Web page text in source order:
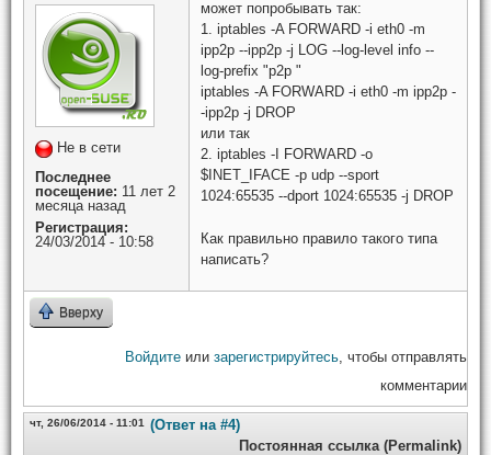
Не в сети
Последнее
посещение: 11 лет 2
месяца назад
Регистрация:
24/03/2014 - 10:58
может попробывать так:
1. iptables -A FORWARD -i eth0 -m
ipp2p --ipp2p -j LOG --log-level info --
log-prefix "p2p "
iptables -A FORWARD -i eth0 -m ipp2p -
-ipp2p -j DROP
или так
2. iptables -I FORWARD -o
$INET_IFACE -p udp --sport
1024:65535 --dport 1024:65535 -j DROP
Как правильно правило такого типа
написать?
Вверху
Войдите или зарегистрируйтесь, чтобы отправлять
комментарии
чт, 26/06/2014 - 11:01
(Ответ на #4)
Постоянная ссылка (Permalink)